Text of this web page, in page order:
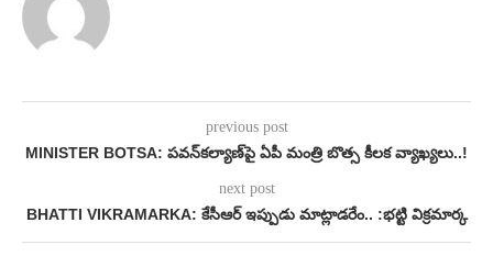
previous post
MINISTER BOTSA: పవన్‌కల్యాణ్‌పై ఏపీ మంత్రి బొత్స కీలక వ్యాఖ్యలు..!
next post
BHATTI VIKRAMARKA: కేసీఆర్ ఇప్పుడు మాట్లాడరేం.. :భట్టి విక్రమార్క